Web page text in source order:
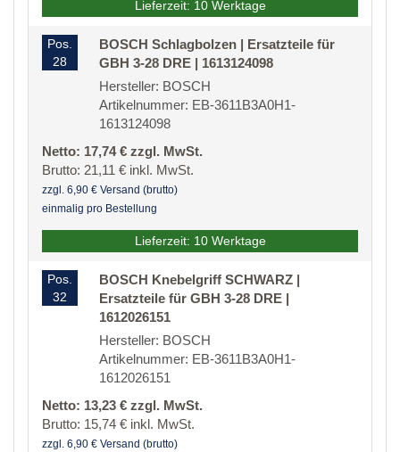
Lieferzeit: 10 Werktage
Pos.
28
BOSCH Schlagbolzen | Ersatzteile für
GBH 3-28 DRE | 1613124098
Hersteller: BOSCH
Artikelnummer: EB-3611B3A0H1-
1613124098
Netto: 17,74 € zzgl. MwSt.
Brutto: 21,11 € inkl. MwSt.
zzgl. 6,90 € Versand (brutto)
einmalig pro Bestellung
Lieferzeit: 10 Werktage
Pos.
32
BOSCH Knebelgriff SCHWARZ |
Ersatzteile für GBH 3-28 DRE |
1612026151
Hersteller: BOSCH
Artikelnummer: EB-3611B3A0H1-
1612026151
Netto: 13,23 € zzgl. MwSt.
Brutto: 15,74 € inkl. MwSt.
zzgl. 6,90 € Versand (brutto)